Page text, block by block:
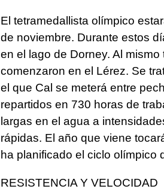
El tetramedallista olímpico
de noviembre. Durante estos
en el lago de Dorney. Al
comenzaron en el Lérez. Se
el que Cal se meterá entre
repartidos en 730 horas de
largas en el agua a
rápidas. El año que viene
ha planificado el ciclo olímpico
RESISTENCIA Y VELOCIDAD